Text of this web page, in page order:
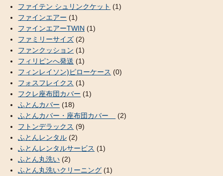
ファイテン シュリンクケット (1)
ファインエアー (1)
ファインエアーTWIN (1)
ファミリーサイズ (2)
ファンクッション (1)
フィリピンへ発送 (1)
フィンレイソン)ピローケース (0)
フォスフレイクス (1)
フクレ座布団カバー (1)
ふとんカバー (18)
ふとんカバー・座布団カバー
(2)
フトンデラックス (9)
ふとんレンタル (2)
ふとんレンタルサービス (1)
ふとん丸洗い (2)
ふとん丸洗いクリーニング (1)